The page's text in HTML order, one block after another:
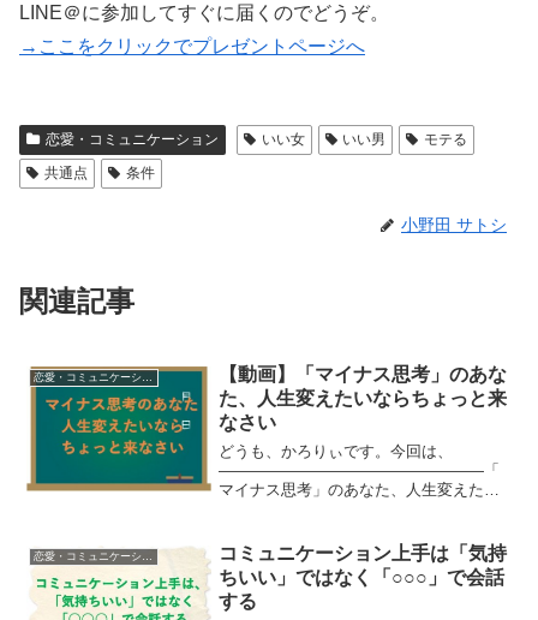
LINE＠に参加してすぐに届くのでどうぞ。
→ここをクリックでプレゼントページへ
恋愛・コミュニケーション いい女 いい男
モテる
共通点
条件
小野田 サトシ
関連記事
恋愛・コミュニケーション
【動画】「マイナス思考」のあな
た、人生変えたいならちょっと来
なさい
どうも、かろりぃです。今回は、
―――――――――――――――――「
マイナス思考」のあなた、人生変えたい
いうテーマで動画をとってきました。
◆LINEマガジンも面白いですよ◆【こん
な生き...
恋愛・コミュニケーション
コミュニケーション上手は「気持
ちいい」ではなく「○○○」で会話
する